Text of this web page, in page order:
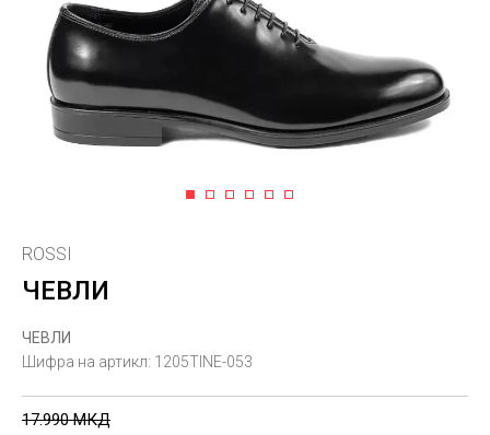
1 2 3 4 5 6
ROSSI
ЧЕВЛИ
ЧЕВЛИ
Шифра на артикл: 1205TINE-053
17.990 МКД